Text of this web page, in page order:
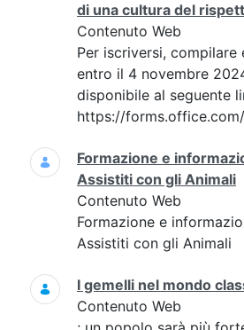
di una cultura del
Contenuto Web
Per iscriversi, compilare
entro il 4 novembre
disponibile al seguente
https://
Formazione e
Assistiti con gli Animali
Contenuto Web
Formazione e
Assistiti con gli Animali
I gemelli nel mondo
Contenuto Web